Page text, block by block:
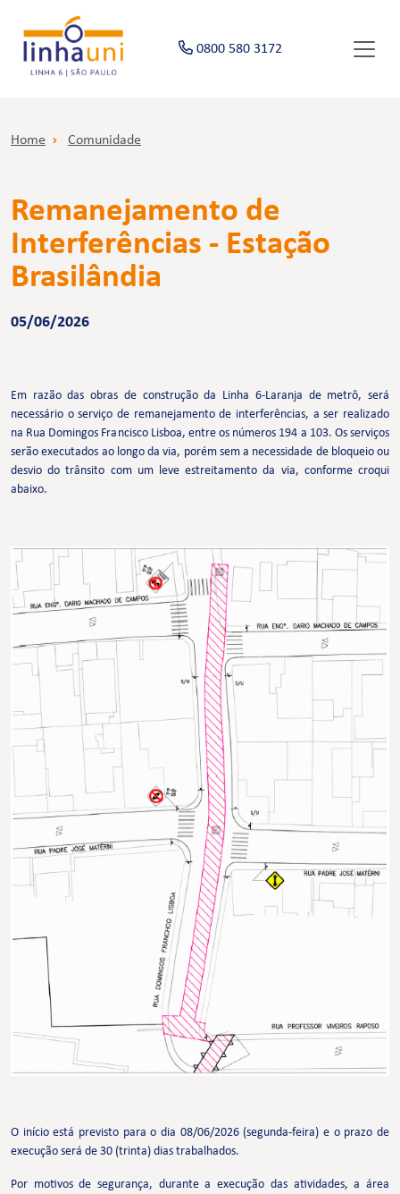
0800 580 3172
Home Comunidade
Remanejamento de
Interferências - Estação
Brasilândia
05/06/2026
Em razão das obras de construção da Linha 6-Laranja de metrô, será
necessário o serviço de remanejamento de interferências, a ser realizado
na Rua Domingos Francisco Lisboa, entre os números 194 a 103. Os serviços
serão executados ao longo da via, porém sem a necessidade de bloqueio ou
desvio do trânsito com um leve estreitamento da via, conforme croqui
abaixo.
O início está previsto para o dia 08/06/2026 (segunda-feira) e o prazo de
execução será de 30 (trinta) dias trabalhados.
Por motivos de segurança, durante a execução das atividades, a área